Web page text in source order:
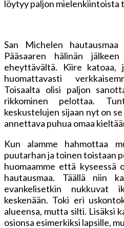
löytyy paljon mielenkiintoista
San Michelen
Pääsaaren hälinän
eheyttävältä. Kiire katoaa,
huomattavasti
Toisaalta olisi paljon
rikkominen pelottaa.
keskustelujen sijaan nyt on
annettava puhua omaa
Kun alamme hahmottaa
puutarhan ja toinen toistaan
huomaamme että kyseessä
hautausmaa. Täällä niin
evankelisetkin nukkuvat
keskenään. Toki eri
alueensa, mutta silti. Lisäksi
osionsa esimerkiksi lapsille,